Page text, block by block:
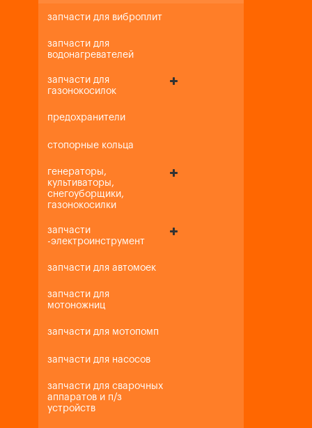
запчасти для виброплит
запчасти для
водонагревателей
запчасти для
газонокосилок
предохранители
стопорные кольца
генераторы,
культиваторы,
снегоуборщики,
газонокосилки
запчасти
-электроинструмент
запчасти для автомоек
запчасти для
мотоножниц
запчасти для мотопомп
запчасти для насосов
запчасти для сварочных
аппаратов и п/з
устройств